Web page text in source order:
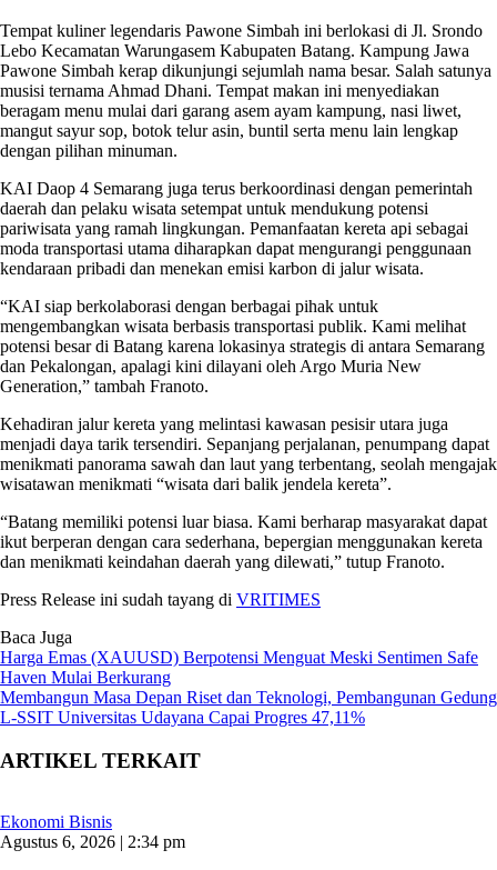
Tempat kuliner legendaris Pawone Simbah ini berlokasi di Jl. Srondo
Lebo Kecamatan Warungasem Kabupaten Batang. Kampung Jawa
Pawone Simbah kerap dikunjungi sejumlah nama besar. Salah satunya
musisi ternama Ahmad Dhani. Tempat makan ini menyediakan
beragam menu mulai dari garang asem ayam kampung, nasi liwet,
mangut sayur sop, botok telur asin, buntil serta menu lain lengkap
dengan pilihan minuman.
KAI Daop 4 Semarang juga terus berkoordinasi dengan pemerintah
daerah dan pelaku wisata setempat untuk mendukung potensi
pariwisata yang ramah lingkungan. Pemanfaatan kereta api sebagai
moda transportasi utama diharapkan dapat mengurangi penggunaan
kendaraan pribadi dan menekan emisi karbon di jalur wisata.
“KAI siap berkolaborasi dengan berbagai pihak untuk
mengembangkan wisata berbasis transportasi publik. Kami melihat
potensi besar di Batang karena lokasinya strategis di antara Semarang
dan Pekalongan, apalagi kini dilayani oleh Argo Muria New
Generation,” tambah Franoto.
Kehadiran jalur kereta yang melintasi kawasan pesisir utara juga
menjadi daya tarik tersendiri. Sepanjang perjalanan, penumpang dapat
menikmati panorama sawah dan laut yang terbentang, seolah mengajak
wisatawan menikmati “wisata dari balik jendela kereta”.
“Batang memiliki potensi luar biasa. Kami berharap masyarakat dapat
ikut berperan dengan cara sederhana, bepergian menggunakan kereta
dan menikmati keindahan daerah yang dilewati,” tutup Franoto.
Press Release ini sudah tayang di VRITIMES
Baca Juga
Harga Emas (XAUUSD) Berpotensi Menguat Meski Sentimen Safe
Haven Mulai Berkurang
Membangun Masa Depan Riset dan Teknologi, Pembangunan Gedung
L-SSIT Universitas Udayana Capai Progres 47,11%
ARTIKEL TERKAIT
Ekonomi Bisnis
Agustus 6, 2026 | 2:34 pm